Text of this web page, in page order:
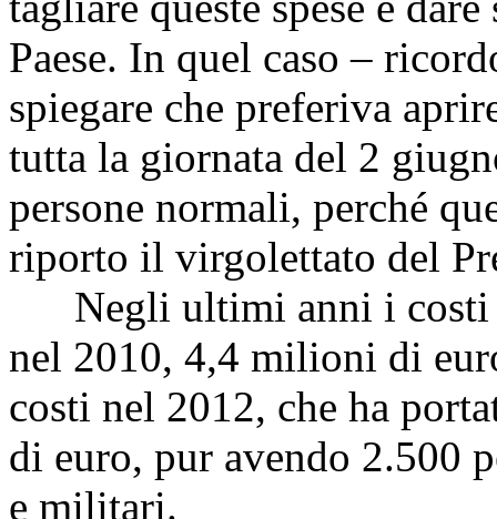
Paese. In quel caso –
spiegare che preferiva
tutta la giornata del 2
persone normali, perché
riporto il virgolettato del
Negli ultimi anni i costi
nel 2010, 4,4 milioni di
costi nel 2012, che ha
di euro, pur avendo 2.500
e militari.